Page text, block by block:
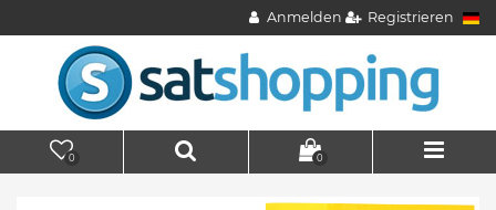
Anmelden Registrieren
0 0